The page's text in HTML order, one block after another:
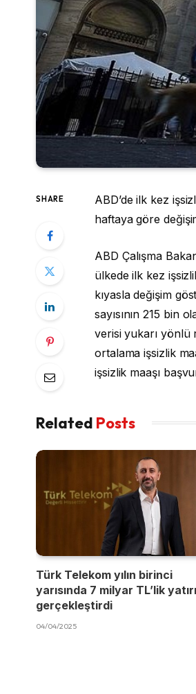
SHARE
ABD’de ilk kez
haftaya göre
ABD Çalışma
ülkede ilk kez
kıyasla değişim
sayısının 215 bin
verisi yukarı yönlü
ortalama işsizlik
işsizlik maaşı
Related Posts
Türk Telekom yılın birinci
yarısında 7 milyar TL’lik
gerçekleştirdi
04/04/2025